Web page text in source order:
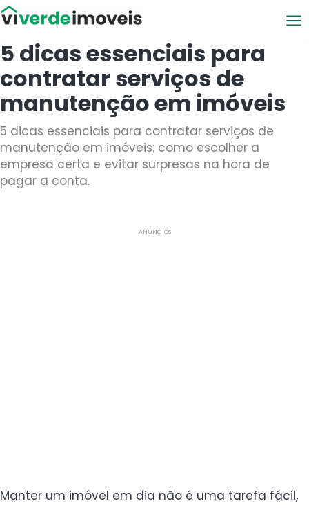
Viver de Imóveis
5 dicas essenciais para
contratar serviços de
manutenção em imóveis
5 dicas essenciais para contratar serviços de
manutenção em imóveis: como escolher a
empresa certa e evitar surpresas na hora de
pagar a conta.
ANÚNCIOS
Manter um imóvel em dia não é uma tarefa fácil,